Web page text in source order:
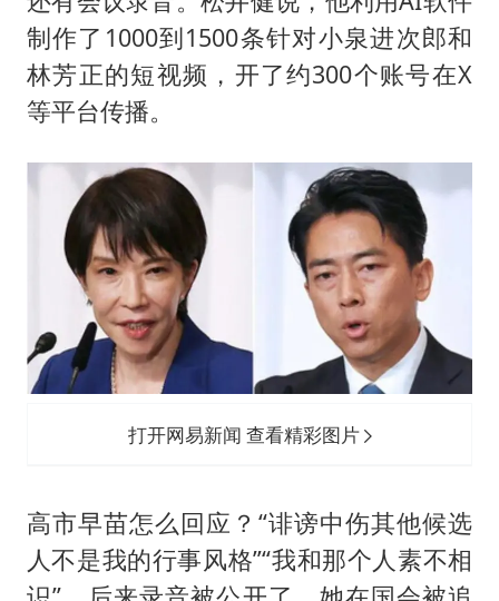
制作了1000到1500条针对小泉进次郎和
林芳正的短视频，开了约300个账号在X
等平台传播。
打开网易新闻 查看精彩图片
高市早苗怎么回应？“诽谤中伤其他候选
人不是我的行事风格”“我和那个人素不相